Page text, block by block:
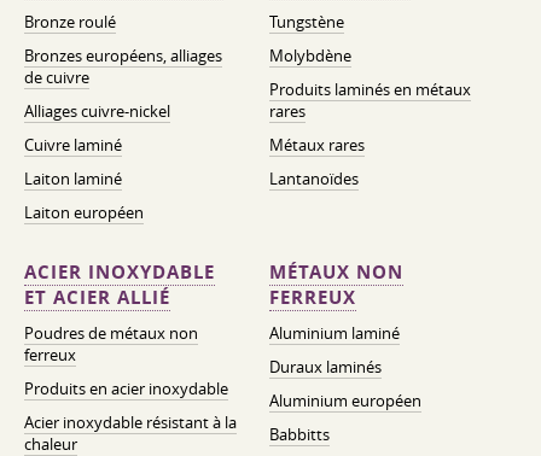
Bronze roulé
Bronzes européens, alliages
de cuivre
Alliages cuivre-nickel
Cuivre laminé
Laiton laminé
Laiton européen
Tungstène
Molybdène
Produits laminés en métaux
rares
Métaux rares
Lantanoïdes
ACIER INOXYDABLE
ET ACIER ALLIÉ
Poudres de métaux non
ferreux
Produits en acier inoxydable
Acier inoxydable résistant à la
chaleur
MÉTAUX NON
FERREUX
Aluminium laminé
Duraux laminés
Aluminium européen
Babbitts